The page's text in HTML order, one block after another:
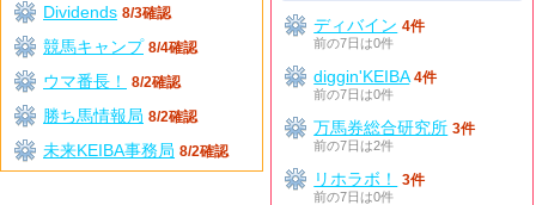
ディバイン 4件
前の7日は0件
diggin'KEIBA 4件
前の7日は0件
万馬券総合研究所 3件
前の7日は2件
リホラボ！
3件
前の7日は0件
Dividends 8/3確認
競馬キャンプ 8/4確認
ウマ番長！ 8/2確認
勝ち馬情報局 8/2確認
未来KEIBA事務局 8/2確認